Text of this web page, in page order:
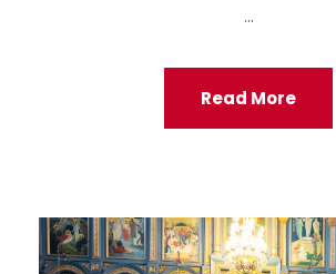
...
Read More